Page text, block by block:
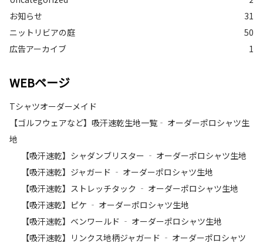
お知らせ
31
ニットリビアの庭
50
広告アーカイブ
1
WEBページ
Tシャツオーダーメイド
【ゴルフウェアなど】吸汗速乾生地一覧‐ オーダーポロシャツ生
地
【吸汗速乾】シャダンブリスター ‐ オーダーポロシャツ生地
【吸汗速乾】ジャガード ‐ オーダーポロシャツ生地
【吸汗速乾】ストレッチタック ‐ オーダーポロシャツ生地
【吸汗速乾】ピケ ‐ オーダーポロシャツ生地
【吸汗速乾】ベンワールド ‐ オーダーポロシャツ生地
【吸汗速乾】リンクス地柄ジャガード ‐ オーダーポロシャツ